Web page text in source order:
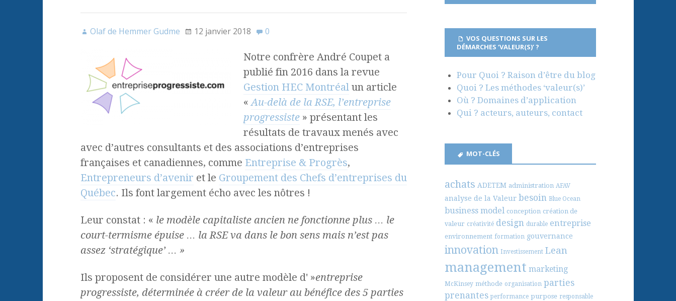
Olaf de Hemmer Gudme 12 janvier 2018 0
Notre confrère André Coupet a
publié fin 2016 dans la revue
Gestion HEC Montréalun article
«Au-delà de la RSE, l’entreprise
progressiste» présentant les
résultats de travaux menés avec
avec d’autres consultants et des associations d’entreprises
françaises et canadiennes, comme Entreprise & Progrès,
Entrepreneurs d’avenir et le Groupement des Chefs d’entreprises du
Québec. Ils font largement écho avec les nôtres !
Leur constat : « le modèle capitaliste ancien ne fonctionne plus … le
court-termisme épuise … la RSE va dans le bon sens mais n’est pas
assez ‘stratégique’ … »
Ils proposent de considérer une autre modèle d' »entreprise
progressiste, déterminée à créer de la valeur au bénéfice des 5 parties
VOS QUESTIONS SUR LES
DÉMARCHES ‘VALEUR(S)’ ?
Pour Quoi ? Raison d’être du blog
Quoi ? Les méthodes ‘valeur(s)’
Où ? Domaines d’application
Qui ? acteurs, auteurs, contact
MOT-CLÉS
achats ADETEM administration AFAV
analyse de la Valeur besoin Blue Ocean
business model conception création de
valeur créativité design durable entreprise
environnement formation gouvernance
innovation Investissement Lean
management marketing
McKinsey méthode organisation parties
prenantes performance purpose responsable